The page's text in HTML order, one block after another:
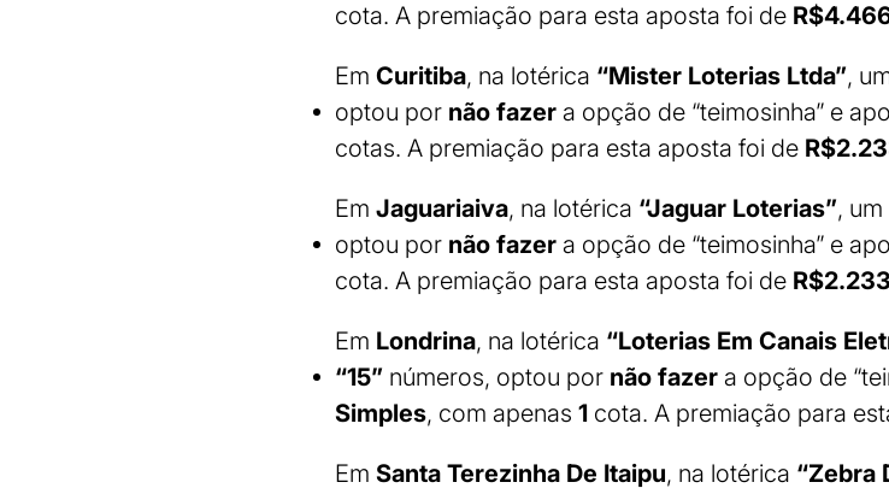
cota. A premiação para esta aposta foi de
Em Curitiba, na lotérica “Mister Loterias Ltda”,
optou por não fazer a opção de “teimosinha” e
cotas. A premiação para esta aposta foi de
Em Jaguariaiva, na lotérica “Jaguar Loterias”,
optou por não fazer a opção de “teimosinha” e
cota. A premiação para esta aposta foi de
Em Londrina, na lotérica “Loterias Em Canais
“15” números, optou por não fazer a opção de
Simples, com apenas 1 cota. A premiação para
Em Santa Terezinha De Itaipu, na lotérica “Zebra